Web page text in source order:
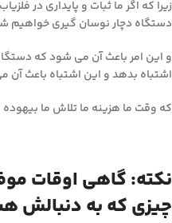
زیرا که اگر ما ثبات و پایداری در
دستگاه دچار نوسان گیری خواهیم
و این امر باعث آن می شود که
اشتباه بدهد و این اشتباه باعث آن
که وقت ما هزینه ما تلاش ما
نکته: گاهی اوقات
چیزی که به دنبالش